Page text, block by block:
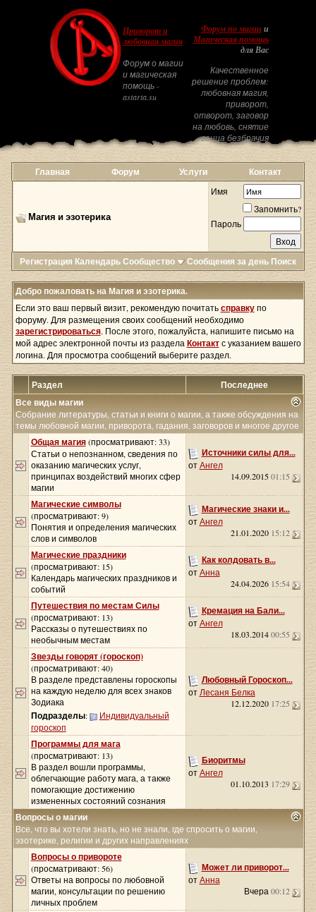
Приворот и
любовная магия
Форум о магии
и магическая
помощь -
astarta.su
Форум по магиии
Магическая помощь
для Вас
Качественное
решение проблем:
любовная магия,
приворот,
отворот, заговор
на любовь, снятие
венца безбрачия
Главная Форум Услуги Контакт
Магия и эзотерика
Имя
Запомнить?
Пароль
Регистрация КалендарьСообщество Сообщения за день Поиск
Добро пожаловать на Магия и эзотерика.
Если это ваш первый визит, рекомендую почитатьсправкупо
форуму. Для размещения своих сообщений необходимо
зарегистрироваться. После этого, пожалуйста, напишите письмо на
мой адрес электронной почты из раздела Контактс указанием вашего
логина. Для просмотра сообщений выберите раздел.
Раздел
Последнее
Все виды магии
Собрание литературы, статьи и книги о магии, а также обсуждения на
темы любовной магии, приворота, гадания, заговоров и многое другое
Общая магия (просматривают: 33)
Статьи о непознанном, сведения по
оказанию магических услуг,
принципах воздействий многих сфер
магии
Источники силы для...
отАнгел
14.09.201501:15
Магические символы
(просматривают: 9)
Понятия и определения магических
слов и символов
Магические знаки и...
отАнгел
21.01.2020 15:12
Магические праздники
(просматривают: 15)
Календарь магических праздников и
событий
Как колдовать в...
отАнна
24.04.2026 15:54
Путешествия по местам Силы
(просматривают: 13)
Рассказы о путешествиях по
необычным местам
Кремация на Бали...
отАнгел
18.03.201400:55
Звезды говорят (гороскоп)
(просматривают: 40)
В разделе представлены гороскопы
на каждую неделю для всех знаков
Зодиака
Подразделы:
Индивидуальный
гороскоп
Любовный Гороскоп...
отЛесаня Белка
12.12.2020 17:25
Программы для мага
(просматривают: 13)
В раздел вошли программы,
облегчающие работу мага, а также
помогающие достижению
измененных состояний сознания
Биоритмы
отАнгел
01.10.2013 17:29
Вопросы о магии
Все, что вы хотели знать, но не знали, где спросить о магии,
эзотерике, религии и других направлениях
Вопросы о привороте
(просматривают: 56)
Ответы на вопросы по любовной
магии, консультации по решению
личных проблем
Может ли приворот...
отАнна
Вчера00:12